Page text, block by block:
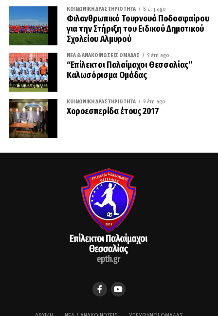
ΚΟΙΝΩΝΙΚΉ ΔΡΑΣΤΗΡΙΌΤΗΤΑ 8 έτη ago
Φιλανθρωπικό Τουρνουά Ποδοσφαίρου
για την Στήριξη του Ειδικού Δημοτικού
Σχολείου Αλμυρού
ΝΈΑ & ΑΝΑΚΟΙΝΏΣΕΙΣ ΟΜΆΔΑΣ 9 έτη ago
“Επίλεκτοι Παλαίμαχοι Θεσσαλίας”
Καλωσόρισμα Ομάδας
ΚΟΙΝΩΝΙΚΉ ΔΡΑΣΤΗΡΙΌΤΗΤΑ 9 έτη ago
Χοροεσπερίδα έτους 2017